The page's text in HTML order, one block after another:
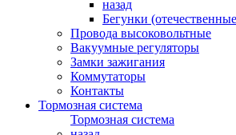
назад
Бегунки
Провода высоковольтные
Вакуумные регуляторы
Замки зажигания
Коммутаторы
Контакты
Тормозная система
Тормозная система